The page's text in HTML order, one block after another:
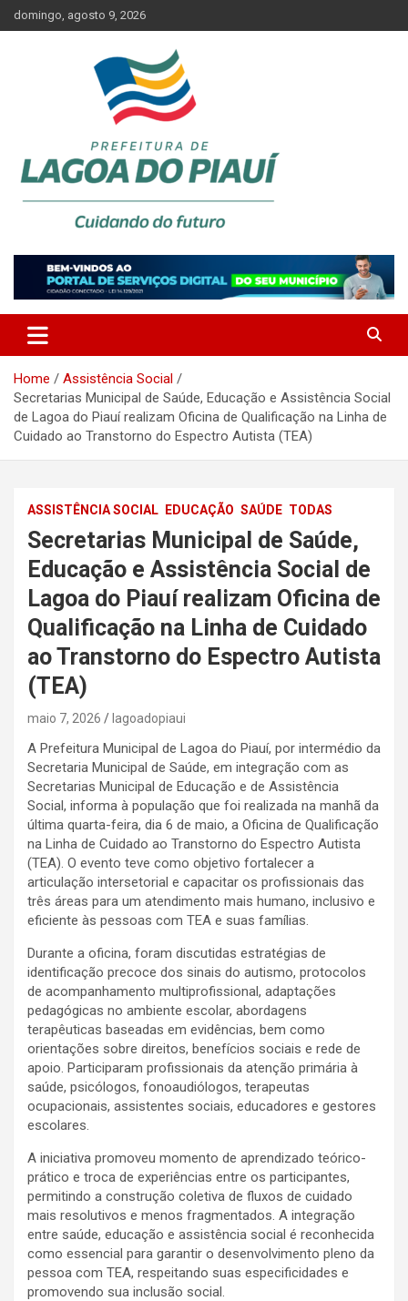
Skip
to
domingo, agosto 9, 2026
PREFEITURA DE LAGOA DO
PIAUÍ
Home
Assistência Social
Secretarias Municipal de Saúde, Educação e Assistência Social
de Lagoa do Piauí realizam Oficina de Qualificação na Linha de
Cuidado ao Transtorno do Espectro Autista (TEA)
ASSISTÊNCIA SOCIAL EDUCAÇÃO SAÚDE TODAS
Secretarias Municipal de Saúde,
Educação e Assistência Social de
Lagoa do Piauí realizam Oficina de
Qualificação na Linha de Cuidado
ao Transtorno do Espectro Autista
(TEA)
maio 7, 2026 lagoadopiaui
A Prefeitura Municipal de Lagoa do Piauí, por intermédio da
Secretaria Municipal de Saúde, em integração com as
Secretarias Municipal de Educação e de Assistência
Social, informa à população que foi realizada na manhã da
última quarta-feira, dia 6 de maio, a Oficina de Qualificação
na Linha de Cuidado ao Transtorno do Espectro Autista
(TEA). O evento teve como objetivo fortalecer a
articulação intersetorial e capacitar os profissionais das
três áreas para um atendimento mais humano, inclusivo e
eficiente às pessoas com TEA e suas famílias.
Durante a oficina, foram discutidas estratégias de
identificação precoce dos sinais do autismo, protocolos
de acompanhamento multiprofissional, adaptações
pedagógicas no ambiente escolar, abordagens
terapêuticas baseadas em evidências, bem como
orientações sobre direitos, benefícios sociais e rede de
apoio. Participaram profissionais da atenção primária à
saúde, psicólogos, fonoaudiólogos, terapeutas
ocupacionais, assistentes sociais, educadores e gestores
escolares.
A iniciativa promoveu momento de aprendizado teórico-
prático e troca de experiências entre os participantes,
permitindo a construção coletiva de fluxos de cuidado
mais resolutivos e menos fragmentados. A integração
entre saúde, educação e assistência social é reconhecida
como essencial para garantir o desenvolvimento pleno da
pessoa com TEA, respeitando suas especificidades e
promovendo sua inclusão social.